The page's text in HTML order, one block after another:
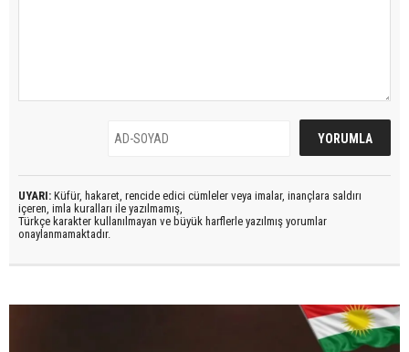
UYARI: Küfür, hakaret, rencide edici cümleler veya imalar, inançlara saldırı
içeren, imla kuralları ile yazılmamış,
Türkçe karakter kullanılmayan ve büyük harflerle yazılmış yorumlar
onaylanmamaktadır.